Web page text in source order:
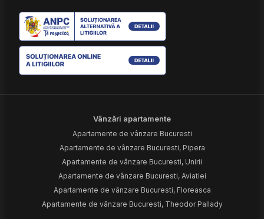
Vânzări apartamente
Apartamente de vânzare Bucuresti
Apartamente de vânzare Bucuresti, Pipera
Apartamente de vânzare Bucuresti, Unirii
Apartamente de vânzare Bucuresti, Aviatiei
Apartamente de vânzare Bucuresti, Floreasca
Apartamente de vânzare Bucuresti, Theodor Pallady